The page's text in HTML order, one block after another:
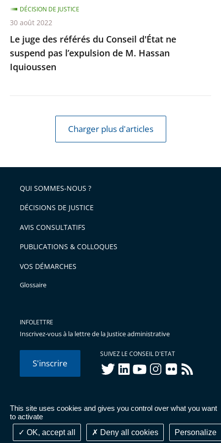
This site uses cookies and gives you control over what you want
to activate
OK, accept all
Deny all cookies Personalize
l’expulsion
de
M.
Hassan
Iquioussen
Le juge des référés du Conseil d'État ne
suspend pas l’expulsion de M. Hassan
Iquioussen
DÉCISION DE JUSTICE
30 août 2022
Charger plus d'articles
QUI SOMMES-NOUS ?
DÉCISIONS DE JUSTICE
AVIS CONSULTATIFS
PUBLICATIONS & COLLOQUES
VOS DÉMARCHES
Glossaire
INFOLETTRE
Inscrivez-vous à la lettre de la Justice administrative
S'inscrire
SUIVEZ LE CONSEIL D'ETAT
twitterlinkedInyoutubeinstagram
flickr rss
© Conseil d'État 2026 - Mentions légales
Données
personnelles-Publications administratives-Accessibilité :
partiellement conforme